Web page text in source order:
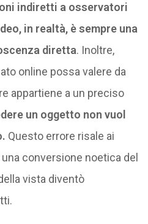
indiretti a osservatori
in realtà, è sempre una
diretta. Inoltre,
online possa valere da
appartiene a un preciso
un oggetto non vuol
Questo errore risale ai
conversione noetica del
vista diventò